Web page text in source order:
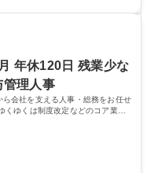
経験可
サポート、改善の動きも期
チームに貢献し、結果的に
。平均19:30の退勤以降の業
働き方となります。 学
： 資格：
年休120日 残業少な
管理人事
会社を支える人事・総務をお任せ
ゆくは制度改定などのコア業務